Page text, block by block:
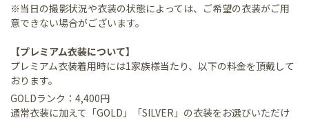
※当日の撮影状況や衣装の状態によっては、ご希望の衣装がご用
意できない場合がございます。
【プレミアム衣装について】
プレミアム衣装着用時には1家族様当たり、以下の料金を頂戴して
おります。
GOLDランク：4,400円
通常衣装に加えて「GOLD」「SILVER」の衣装をお選びいただけ